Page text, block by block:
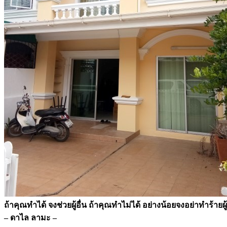
ถ้าคุณทำได้ จงช่วยผู้อื่น ถ้าคุณทำไม่ได้ อย่างน้อยจงอย่าทำร้าย
– ดาไล ลามะ –